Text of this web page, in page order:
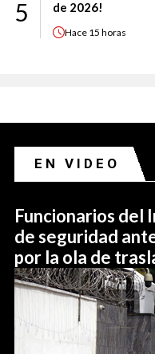
5
de 2026!
Hace 15 horas
EN VIDEO
Funcionarios del
de seguridad
por la ola de